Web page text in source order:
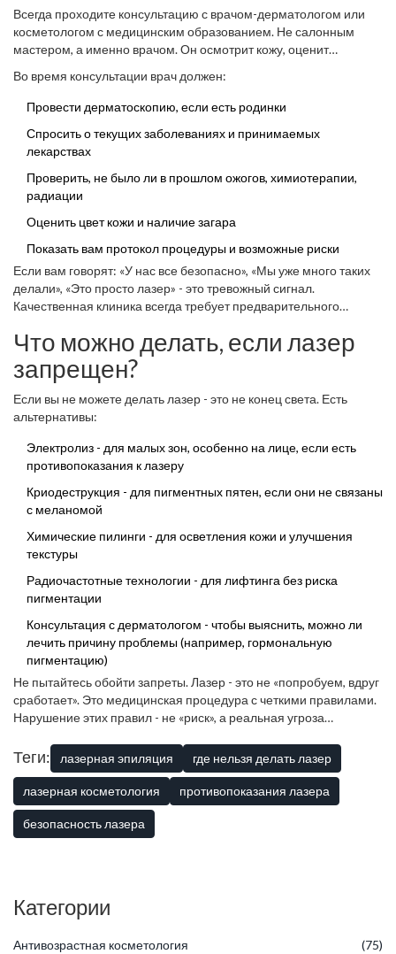
Всегда проходите консультацию с врачом-дерматологом или
косметологом с медицинским образованием. Не салонным
мастером, а именно врачом. Он осмотрит кожу, оценит
принимаете ли вы запрещенные препараты.
Во время консультации врач должен:
Провести дерматоскопию, если есть родинки
Спросить о текущих заболеваниях и принимаемых
лекарствах
Проверить, не было ли в прошлом ожогов, химиотерапии,
радиации
Оценить цвет кожи и наличие загара
Показать вам протокол процедуры и возможные риски
Если вам говорят: «У нас все безопасно», «Мы уже много таких
делали», «Это просто лазер» - это тревожный сигнал.
Качественная клиника всегда требует предварительного
Что можно делать, если лазер
запрещен?
Если вы не можете делать лазер - это не конец света. Есть
альтернативы:
Электролиз - для малых зон, особенно на лице, если есть
противопоказания к лазеру
Криодеструкция - для пигментных пятен, если они не связаны
с меланомой
Химические пилинги - для осветления кожи и улучшения
текстуры
Радиочастотные технологии - для лифтинга без риска
пигментации
Консультация с дерматологом - чтобы выяснить, можно ли
лечить причину проблемы (например, гормональную
пигментацию)
Не пытайтесь обойти запреты. Лазер - это не «попробуем, вдруг
сработает». Это медицинская процедура с четкими правилами.
Нарушение этих правил - не «риск», а реальная угроза
Теги: лазерная эпиляция где нельзя делать лазер
лазерная косметология противопоказания лазера
безопасность лазера
Категории
Антивозрастная косметология (75)